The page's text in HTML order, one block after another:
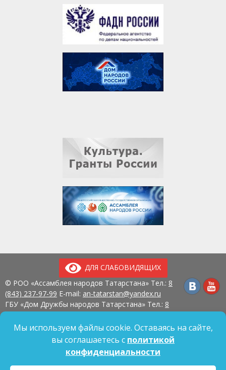
ДЛЯ СЛАБОВИДЯЩИХ
© РОО «Ассамблея народов Татарстана» Тел.: 8
(843) 237-97-99 E-mail: an-tatarstan@yandex.ru
ГБУ «Дом Дружбы народов Татарстана» Тел.: 8
420107, г. Казань, ул. Павлюхина, д. 57
Мы используем файлы cookie. Оставаясь на сайте,
вы соглашаетесь с политикой
конфиденциальности